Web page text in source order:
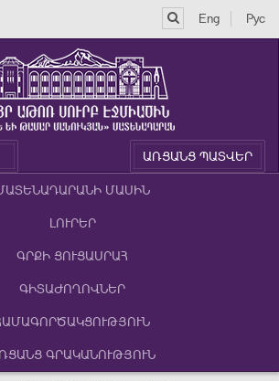
Eng Рус
ԱՌՑԱՆՑ ՊԱՏՎԵՐ
ՄԱՍԻՆ
ԼՈՒՐԵՐ
ԳՐՔԻ ՑՈՒՑԱՍՐԱՀ
ԳԻՏԱԺՈՂՈՎՆԵՐ
ԳՐԱԿԱՆՈՒԹՅՈՒՆ